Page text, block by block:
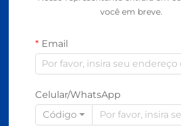
você em breve.
Email
Celular/WhatsApp
Código